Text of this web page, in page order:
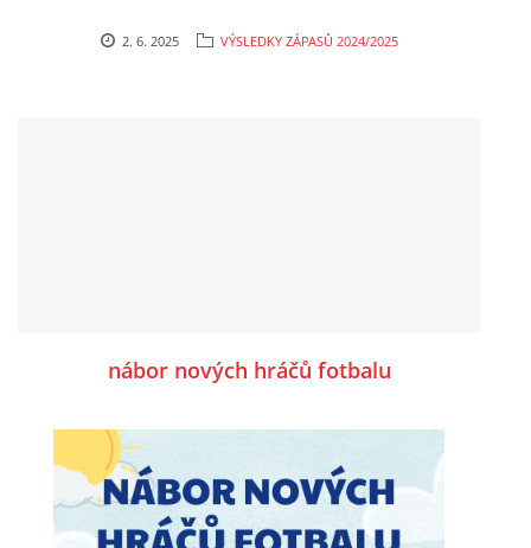
2. 6. 2025 VÝSLEDKY ZÁPASŮ 2024/2025
nábor nových hráčů fotbalu